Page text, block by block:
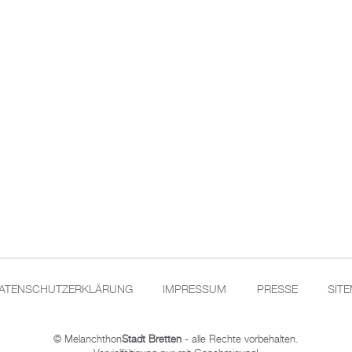
IMPRESSUM PRESSE
© MelanchthonStadt Bretten - alle Rechte vorbehalten.